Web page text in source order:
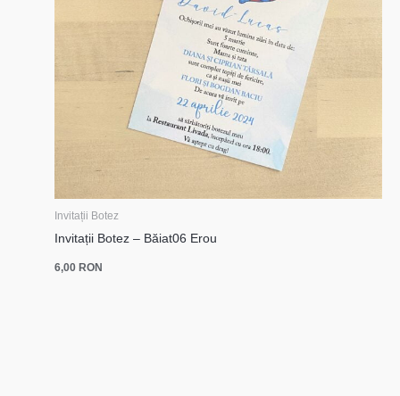
Invitații Botez
Invitații Botez – Băiat06 Erou
6,00RON